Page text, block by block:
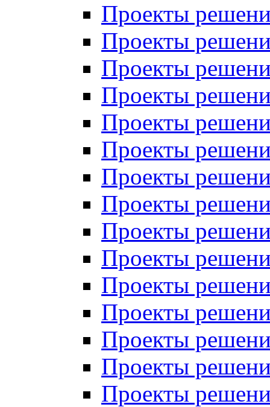
Проекты
Проекты
Проекты
Проекты
Проекты
Проекты
Проекты
Проекты
Проекты
Проекты
Проекты
Проекты
Проекты
Проекты
Проекты